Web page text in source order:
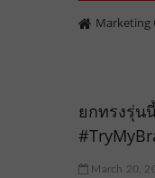
Marketing
ยกทรงรุ่น
March 20,